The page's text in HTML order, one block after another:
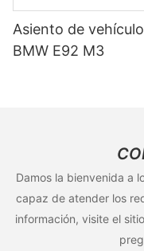
Asiento de
BMW E92 M3
Damos la bienvenida a
capaz de atender los
información, visite el